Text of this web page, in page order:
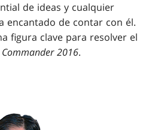
de ideas y cualquier
encantado de contar con él.
figura clave para resolver el
Commander 2016.